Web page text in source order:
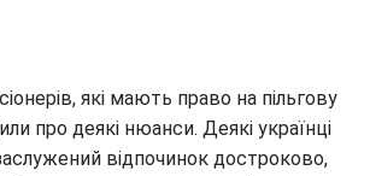
які мають право на пільгову
про деякі нюанси. Деякі українці
відпочинок достроково,